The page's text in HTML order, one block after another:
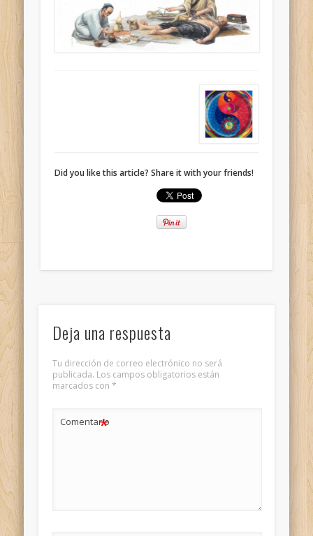
Did you like this article? Share it with your friends!
Deja una respuesta
Tu dirección de correo electrónico no será
publicada. Los campos obligatorios están
marcados con *
Comentario
*